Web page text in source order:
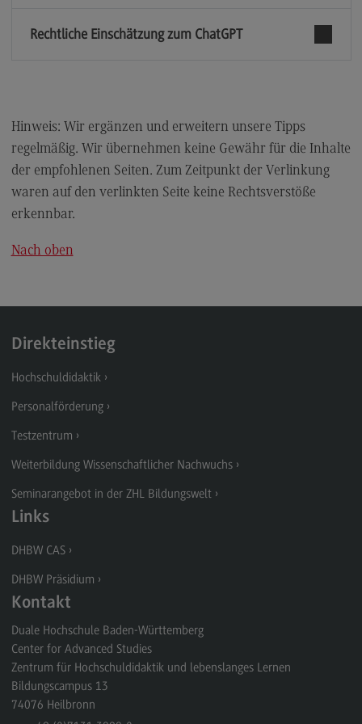
ECC3 im Projekt EdCoN
ECC3 im Projekt EdCoN
Das Projekt EdCoN
Das ECC3 am Standort des DHBW CAS
Aktuelles
Für Studierende
Publikationen
Newsletter Hochschuldidaktik
Ansprechpersonen
Kontaktformular
Personalförderung
Rechtliche Einschätzung zum ChatGPT
Hinweis: Wir ergänzen und erweitern unsere Tipps
regelmäßig. Wir übernehmen keine Gewähr für die Inhalte
der empfohlenen Seiten. Zum Zeitpunkt der Verlinkung
waren auf den verlinkten Seite keine Rechtsverstöße
erkennbar.
Nach oben
Direkteinstieg
Hochschuldidaktik
Personalförderung
Testzentrum
Weiterbildung Wissenschaftlicher Nachwuchs
Seminarangebot in der ZHL Bildungswelt
Links
DHBW CAS
DHBW Präsidium
Kontakt
Duale Hochschule Baden-Württemberg
Center for Advanced Studies
Zentrum für Hochschuldidaktik und lebenslanges Lernen
Bildungscampus 13
74076 Heilbronn